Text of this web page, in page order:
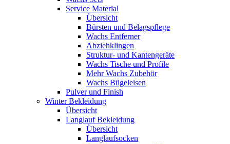
Service Material
Übersicht
Bürsten und Belagspflege
Wachs Entferner
Abziehklingen
Struktur- und Kantengeräte
Wachs Tische und Profile
Mehr Wachs Zubehör
Wachs Bügeleisen
Pulver und Finish
Winter Bekleidung
Übersicht
Langlauf Bekleidung
Übersicht
Langlaufsocken